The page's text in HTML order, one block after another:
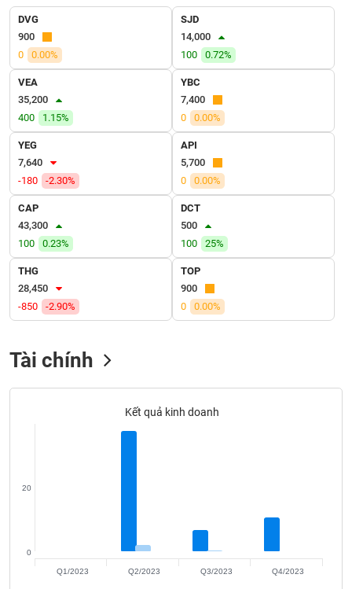
DVG
900
0
0.00%
SJD
14,000
100
0.72%
VEA
35,200
400
1.15%
YBC
7,400
0
0.00%
YEG
7,640
-180
-2.30%
API
5,700
0
0.00%
CAP
43,300
100
0.23%
DCT
500
100
25%
THG
28,450
-850
-2.90%
TOP
900
0
0.00%
Tài chính
Kết quả kinh doanh
0
20
Q1/2023 Q2/2023 Q3/2023 Q4/2023
VỤ
TRUYỀN
THÔNG
TIỆN
ÍCH
BẤT
ĐỘNG
SẢN
Mã
chứng
khoán
(-)
Tất cả Cổ phiếu